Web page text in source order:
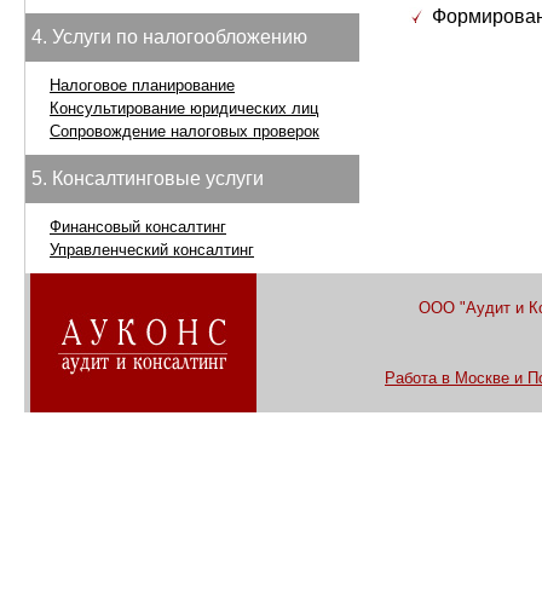
4. Услуги по налогообложению
Налоговое планирование
Консультирование юридических лиц
Сопровождение налоговых проверок
5. Консалтинговые услуги
Финансовый консалтинг
Управленческий консалтинг
ООО "Аудит и
Работа в Москве и